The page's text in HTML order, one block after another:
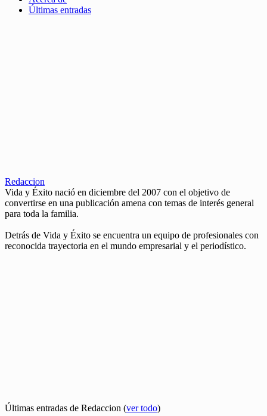
Últimas entradas
Redaccion
Vida y Éxito nació en diciembre del 2007 con el objetivo de
convertirse en una publicación amena con temas de interés general
para toda la familia.
Detrás de Vida y Éxito se encuentra un equipo de profesionales con
reconocida trayectoria en el mundo empresarial y el periodístico.
Últimas entradas de Redaccion (ver todo)